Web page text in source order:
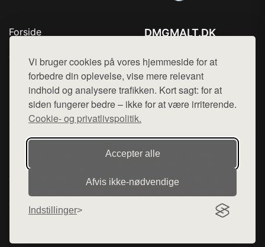
Vi bruger cookies på vores hjemmeside for at
forbedre din oplevelse, vise mere relevant
indhold og analysere trafikken. Kort sagt: for at
siden fungerer bedre – ikke for at være irriterende.
Cookie- og privatlivspolitik.
Accepter alle
Afvis ikke‑nødvendige
Indstillinger
Forside
Top Rabatter
Blog
Kontakt
DMGMALT.DK
Mail: hej@want.dk
Cookie- og privatlivspolitik
Denne side er en del af want.dk, der udgiver en række
hjemmesider med præsentation af forskellige produkter fra
diverse webshops. Der sælges ikke varer fra denne side - vi
henviser til de shops, som sælger varen. Vi har heller ikke
varerne på lager.